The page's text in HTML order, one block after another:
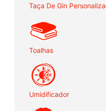
Taça De Gin
Toalhas
Umidificador